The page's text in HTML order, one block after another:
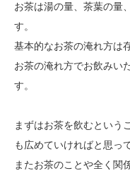
お茶は湯の量、茶葉の量
す。
基本的なお茶の淹れ方は
お茶の淹れ方でお飲みい
す。
まずはお茶を飲むという
も広めていければと思っ
またお茶のことや全く関